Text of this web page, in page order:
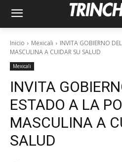
Inicio Mexicali
INVITA GOBIERNO
MASCULINA A CUIDAR SU SALUD
Mexicali
INVITA
ESTADO A LA
MASCULINA A
SALUD